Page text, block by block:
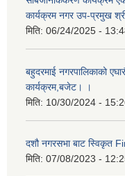
कार्यक्रम नगर उप-प्रमुख
मिति: 06/24/2025 -
बहुदरमाई नगरपालिकाको
कार्यक्रम,बजेट। ।
मिति: 10/30/2024 -
दशौ नगरसभा बाट स्विकृत
मिति: 07/08/2023 -